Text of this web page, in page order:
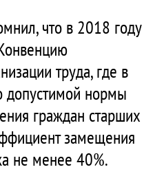
что в 2018 году
труда, где в
допустимой нормы
граждан старших
замещения
не менее 40%.